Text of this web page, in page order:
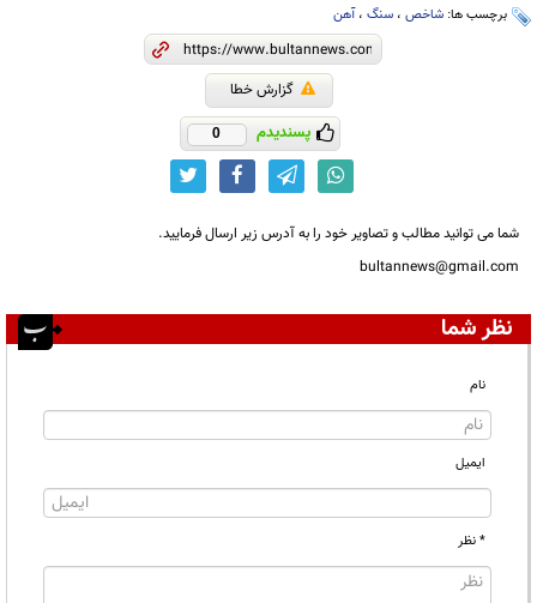
برچسب ها: شاخص ، سنگ ،آهن
گزارش خطا
پسندیدم 0
شما می توانید مطالب و تصاویر خود را به آدرس زیر ارسال فرمایید.
bultannews@gmail.com
نظر شما
نام
ایمیل
* نظر